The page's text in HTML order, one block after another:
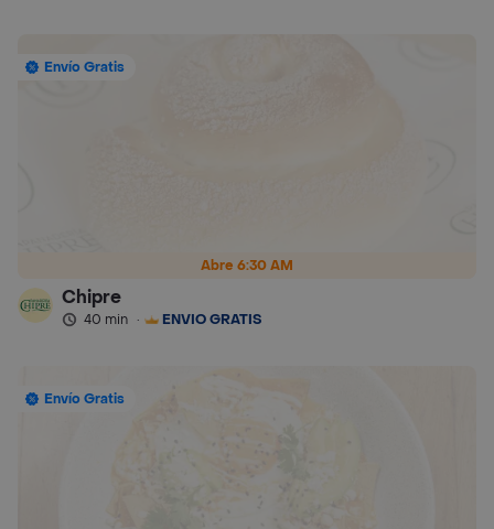
Abre 6:30 AM
Envío Gratis
Chipre
40 min · ENVÍO GRATIS
Envío Gratis